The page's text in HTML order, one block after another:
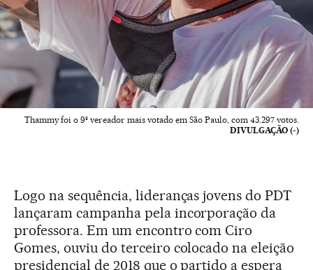
Thammy foi o 9º vereador mais votado em São Paulo, com 43.297 votos.
DIVULGAÇÃO (-)
Logo na sequência, lideranças jovens do PDT
lançaram campanha pela incorporação da
professora. Em um encontro com Ciro
Gomes, ouviu do terceiro colocado na eleição
presidencial de 2018 que o partido a espera